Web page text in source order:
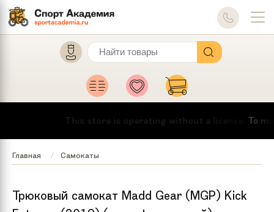
This store is operating without a license. To
Главная Самокаты
Трюковый самокат Madd Gear (MGP) Kick